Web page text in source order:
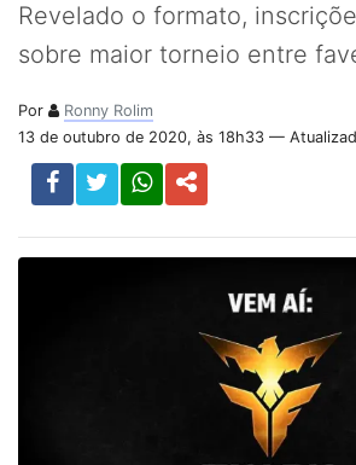
Revelado o formato,
sobre maior torneio entre
Por
Ronny Rolim
13 de outubro de 2020, às 18h33 —